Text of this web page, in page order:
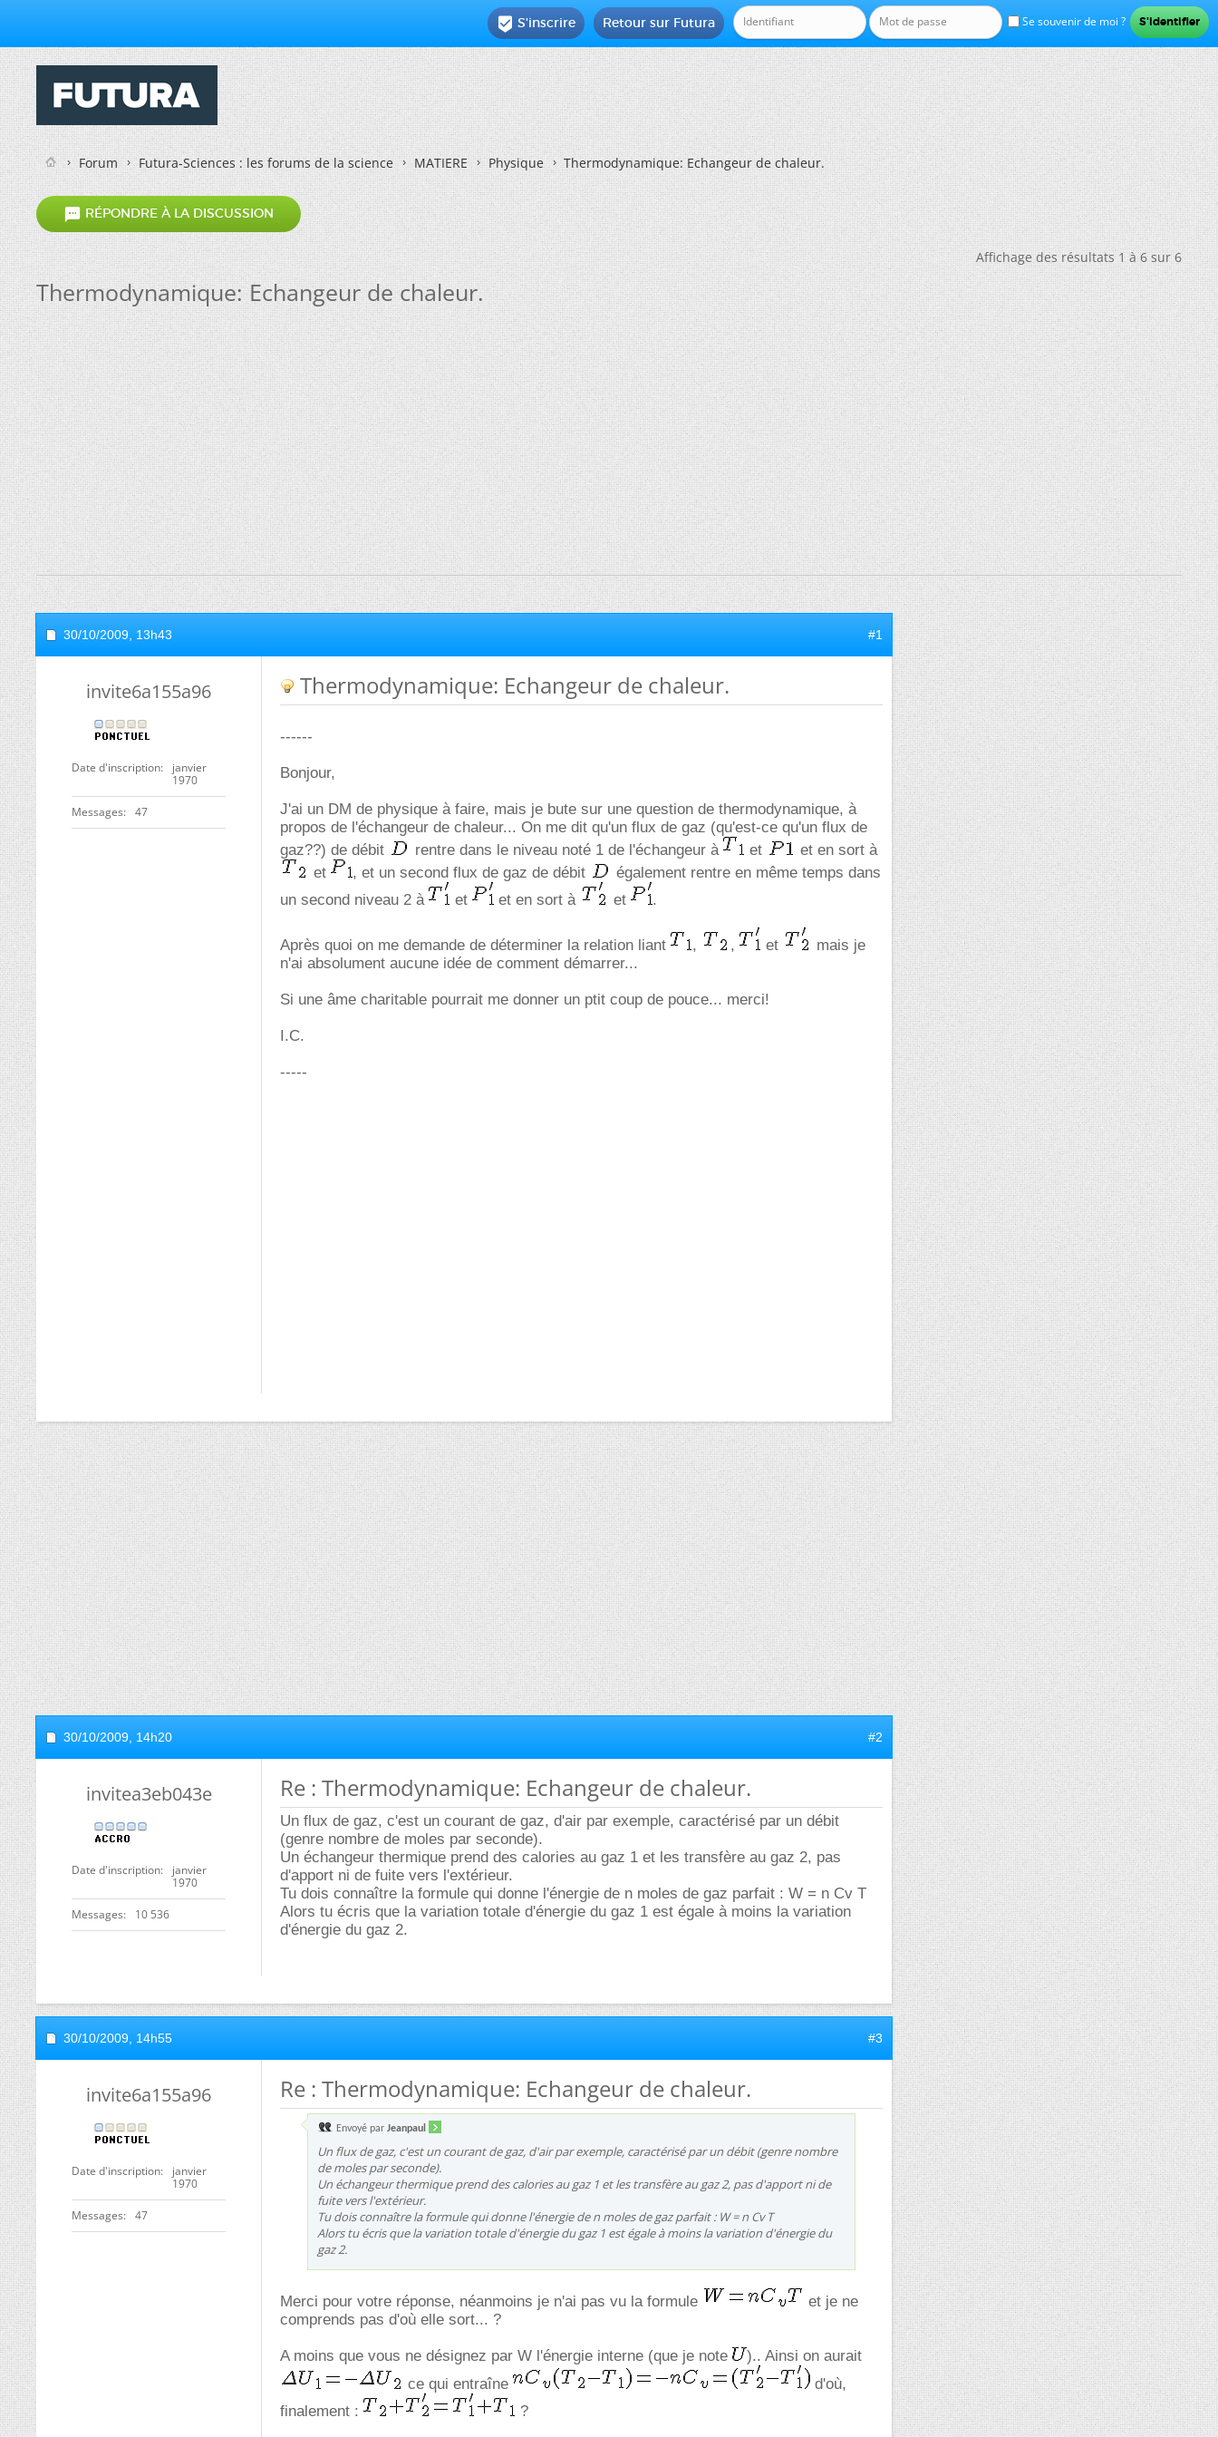
Se souvenir de moi ?
Retour sur Futura
 S'inscrire
Forum Futura-Sciences : les forums de la science MATIERE Physique Thermodynamique: Echangeur de chaleur.
 RÉPONDRE À LA DISCUSSION
Affichage des résultats 1 à 6 sur 6
Thermodynamique: Echangeur de chaleur.
30/10/2009, 13h43 #1
invite6a155a96
Date d'inscription
janvier
1970
Messages 47
Thermodynamique: Echangeur de chaleur.
------
Bonjour,
J'ai un DM de physique à faire, mais je bute sur une question de thermodynamique, à
propos de l'échangeur de chaleur... On me dit qu'un flux de gaz (qu'est-ce qu'un flux de
gaz??) de débit
rentre dans le niveau noté 1 de l'échangeur à et
et en sort à
et
, et un second flux de gaz de débit
également rentre en même temps dans
un second niveau 2 à
et et en sort à et .
Après quoi on me demande de déterminer la relation liant , , et
mais je
n'ai absolument aucune idée de comment démarrer...
Si une âme charitable pourrait me donner un ptit coup de pouce... merci!
I.C.
-----
30/10/2009, 14h20 #2
invitea3eb043e
Date d'inscription
janvier
1970
Messages 10 536
Re : Thermodynamique: Echangeur de chaleur.
Un flux de gaz, c'est un courant de gaz, d'air par exemple, caractérisé par un débit
(genre nombre de moles par seconde).
Un échangeur thermique prend des calories au gaz 1 et les transfère au gaz 2, pas
d'apport ni de fuite vers l'extérieur.
Tu dois connaître la formule qui donne l'énergie de n moles de gaz parfait : W = n Cv T
Alors tu écris que la variation totale d'énergie du gaz 1 est égale à moins la variation
d'énergie du gaz 2.
30/10/2009, 14h55 #3
invite6a155a96
Date d'inscription
janvier
1970
Messages 47
Re : Thermodynamique: Echangeur de chaleur.
Envoyé par Jeanpaul
Un flux de gaz, c'est un courant de gaz, d'air par exemple, caractérisé par un débit (genre nombre
de moles par seconde).
Un échangeur thermique prend des calories au gaz 1 et les transfère au gaz 2, pas d'apport ni de
fuite vers l'extérieur.
Tu dois connaître la formule qui donne l'énergie de n moles de gaz parfait : W = n Cv T
Alors tu écris que la variation totale d'énergie du gaz 1 est égale à moins la variation d'énergie du
gaz 2.
Merci pour votre réponse, néanmoins je n'ai pas vu la formule
et je ne
comprends pas d'où elle sort... ?
A moins que vous ne désignez par W l'énergie interne (que je note
).. Ainsi on aurait
ce qui entraîne
d'où,
finalement :
?